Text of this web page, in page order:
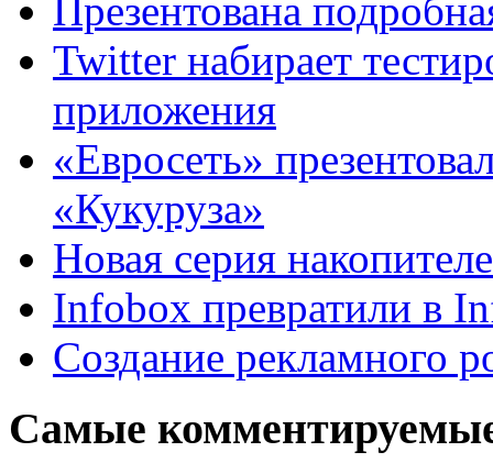
Презентована
Twitter набирает
приложения
«Евросеть»
«Кукуруза»
Новая серия
Infobox превратили в
Создание рекламного
Самые